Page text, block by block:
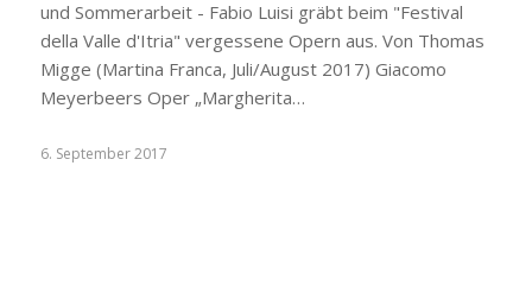
und Sommerarbeit - Fabio Luisi gräbt beim "Festival
della Valle d'Itria" vergessene Opern aus. Von Thomas
Migge (Martina Franca, Juli/August 2017) Giacomo
Meyerbeers Oper „Margherita…
6. September 2017